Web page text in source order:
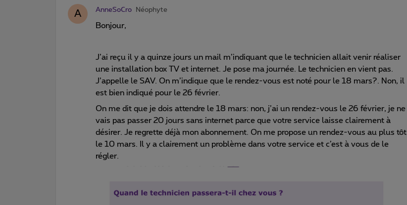
A AnneSoCro Néophyte
Bonjour,
J’ai reçu il y a quinze jours un mail m’indiquant que le technicien allait venir réaliser
une installation box TV et internet. Je pose ma journée. Le technicien en vient pas.
J’appelle le SAV. On m’indique que le rendez-vous est noté pour le 18 mars?. Non, il
est bien indiqué pour le 26 février.
On me dit que je dois attendre le 18 mars: non, j’ai un rendez-vous le 26 février, je ne
vais pas passer 20 jours sans internet parce que votre service laisse clairement à
désirer. Je regrette déjà mon abonnement. On me propose un rendez-vous au plus tôt
le 10 mars. Il y a clairement un problème dans votre service et c’est à vous de le
régler.